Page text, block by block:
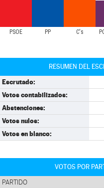
PSOE PP C's
RESUMEN DEL
Escrutado:
Votos contabilizados:
Abstenciones:
Votos nulos:
Votos en blanco:
VOTOS POR
PARTIDO